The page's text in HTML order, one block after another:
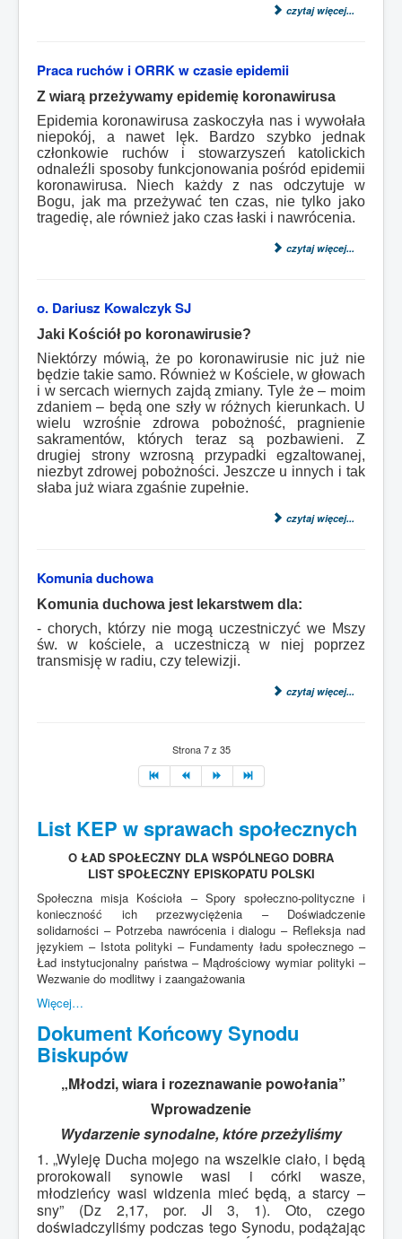
czytaj więcej...
Praca ruchów i ORRK w czasie epidemii
Z wiarą przeżywamy epidemię koronawirusa
Epidemia koronawirusa zaskoczyła nas i wywołała
niepokój, a nawet lęk. Bardzo szybko jednak
członkowie ruchów i stowarzyszeń katolickich
odnaleźli sposoby funkcjonowania pośród epidemii
koronawirusa. Niech każdy z nas odczytuje w
Bogu, jak ma przeżywać ten czas, nie tylko jako
tragedię, ale również jako czas łaski i nawrócenia.
czytaj więcej...
o. Dariusz Kowalczyk SJ
Jaki Kościół po koronawirusie?
Niektórzy mówią, że po koronawirusie nic już nie
będzie takie samo. Również w Kościele, w głowach
i w sercach wiernych zajdą zmiany. Tyle że – moim
zdaniem – będą one szły w różnych kierunkach. U
wielu wzrośnie zdrowa pobożność, pragnienie
sakramentów, których teraz są pozbawieni. Z
drugiej strony wzrosną przypadki egzaltowanej,
niezbyt zdrowej pobożności. Jeszcze u innych i tak
słaba już wiara zgaśnie zupełnie.
czytaj więcej...
Komunia duchowa
Komunia duchowa jest lekarstwem dla:
- chorych, którzy nie mogą uczestniczyć we Mszy
św. w kościele, a uczestniczą w niej poprzez
transmisję w radiu, czy telewizji.
czytaj więcej...
Strona 7 z 35
List KEP w sprawach społecznych
O ŁAD SPOŁECZNY DLA WSPÓLNEGO DOBRA
LIST SPOŁECZNY EPISKOPATU POLSKI
Społeczna misja Kościoła – Spory społeczno-polityczne i
konieczność ich przezwyciężenia – Doświadczenie
solidarności – Potrzeba nawrócenia i dialogu – Refleksja nad
językiem – Istota polityki – Fundamenty ładu społecznego –
Ład instytucjonalny państwa – Mądrościowy wymiar polityki –
Wezwanie do modlitwy i zaangażowania
Więcej…
Dokument Końcowy Synodu
Biskupów
„Młodzi, wiara i rozeznawanie powołania”
Wprowadzenie
Wydarzenie synodalne, które przeżyliśmy
1. „Wyleję Ducha mojego na wszelkie ciało, i będą
prorokowali synowie wasi i córki wasze,
młodzieńcy wasi widzenia mieć będą, a starcy –
sny” (Dz 2,17, por. Jl 3, 1). Oto, czego
doświadczyliśmy podczas tego Synodu, podążając